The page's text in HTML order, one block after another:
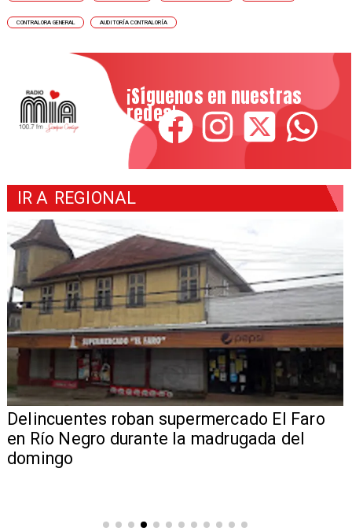
CONTRALORA GENERAL AUDITORÍA CONTRALORÍA
¡Síguenos en nuestras
redes!
IR A REGIONAL
Delincuentes roban supermercado El Faro
en Río Negro durante la madrugada del
domingo